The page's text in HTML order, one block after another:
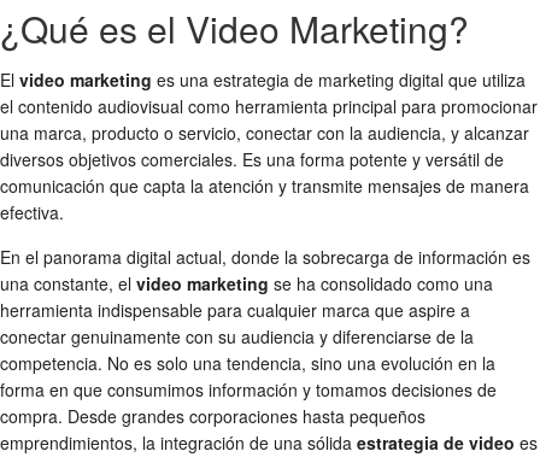
¿Qué es el Video Marketing?
El video marketing es una estrategia de marketing digital que utiliza
el contenido audiovisual como herramienta principal para promocionar
una marca, producto o servicio, conectar con la audiencia, y alcanzar
diversos objetivos comerciales. Es una forma potente y versátil de
comunicación que capta la atención y transmite mensajes de manera
efectiva.
En el panorama digital actual, donde la sobrecarga de información es
una constante, el video marketing se ha consolidado como una
herramienta indispensable para cualquier marca que aspire a
conectar genuinamente con su audiencia y diferenciarse de la
competencia. No es solo una tendencia, sino una evolución en la
forma en que consumimos información y tomamos decisiones de
compra. Desde grandes corporaciones hasta pequeños
emprendimientos, la integración de una sólida estrategia de video es